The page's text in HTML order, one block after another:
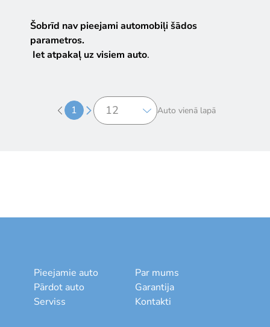
Šobrīd nav pieejami automobiļi šādos
parametros.
Iet atpakaļ uz visiem auto.
1 Auto vienā lapā
Pieejamie auto
Pārdot auto
Serviss
Par mums
Garantija
Kontakti